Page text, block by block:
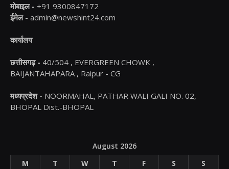
मोबाइल - +91 9300847172
ईमेल - admin@newshint24.com
कार्यालय
छत्तीसगढ़ - 40/504 , EVERGREEN CHOWK ,
BAIJANTAHAPARA , Raipur - CG
मध्यप्रदेश - NOORMAHAL, PATHAR WALI GALI NO. 02,
BHOPAL Dist.-BHOPAL
August 2026
M
T W T F S
S